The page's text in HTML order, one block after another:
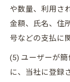
や数量、利用さ
金額、氏名、住
号などの支払に
(5) ユーザーが
に、当社に登録